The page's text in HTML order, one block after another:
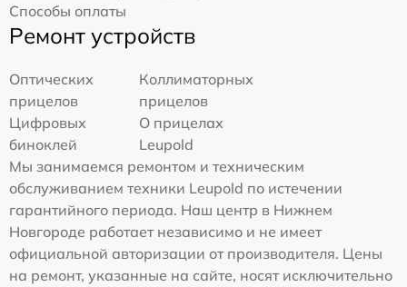
Способы оплаты
Ремонт устройств
Оптических
прицелов
Коллиматорных
прицелов
Цифровых
биноклей
О прицелах
Leupold
Мы занимаемся ремонтом и техническим
обслуживанием техники Leupold по истечении
гарантийного периода. Наш центр в Нижнем
Новгороде работает независимо и не имеет
официальной авторизации от производителя. Цены
на ремонт, указанные на сайте, носят исключительно